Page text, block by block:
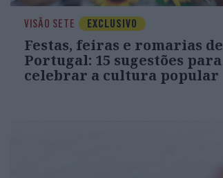
VISÃO SETE EXCLUSIVO
Festas, feiras e romarias de
Portugal: 15 sugestões para
celebrar a cultura popular